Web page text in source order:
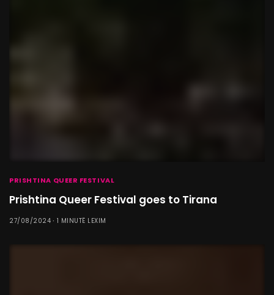
PRISHTINA QUEER FESTIVAL
Prishtina Queer Festival goes to Tirana
27/08/2024 1 MINUTË LEXIM